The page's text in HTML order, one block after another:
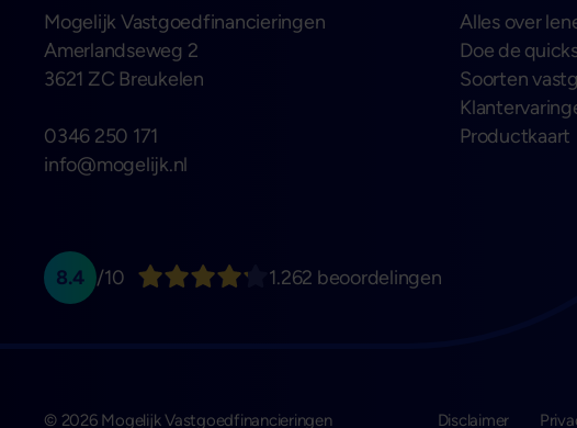
Mogelijk Vastgoedfinancieringen
Amerlandseweg 2
3621 ZC Breukelen
0346 250 171
info@mogelijk.nl
Alles over
Doe de
Soorten
Productkaart
8.4 /10 1.262 beoordelingen
© 2026 Mogelijk Vastgoedfinancieringen Disclaimer